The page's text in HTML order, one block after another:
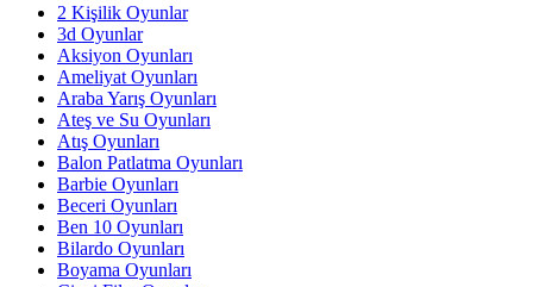
2 Kişilik Oyunlar
3d Oyunlar
Aksiyon Oyunları
Ameliyat Oyunları
Araba Yarış Oyunları
Ateş ve Su Oyunları
Atış Oyunları
Balon Patlatma Oyunları
Barbie Oyunları
Beceri Oyunları
Ben 10 Oyunları
Bilardo Oyunları
Boyama Oyunları